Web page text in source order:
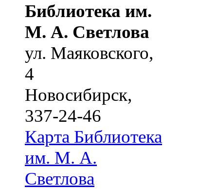
Библиотека им.
М. А. Светлова
ул. Маяковского,
4
Новосибирск,
337-24-46
Карта Библиотека
им. М. А.
Светлова